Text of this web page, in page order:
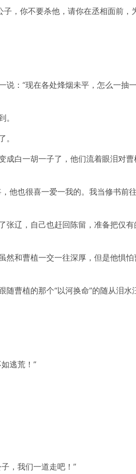
，你不要杀他，请你在丞相面前，
：“现在各处烽烟未平，怎么一抽
白一胡一子了，他们流着眼泪对曹
他也很喜一爱一我的。我当修书前
辽，自己也赶回陈留，准备把仅
和曹植一交一往深厚，但是他惧怕
曹植的那个“以河换命”的随从泪水
逃荒！”
，我们一道走吧！”